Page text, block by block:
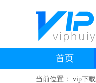
首页
当前位置： vip下载